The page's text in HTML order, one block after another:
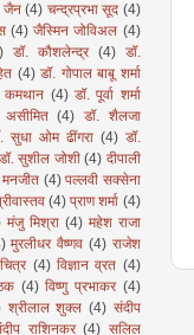
जैन (4) चन्द्रप्रभा सूद (4)
(4) जैस्मिन जोविअल (4)
डॉ. कौशलेन्द्र (4)
डॉ.
(4) डॉ. गोपाल बाबू शर्मा
कमथान (4) डॉ. पूर्वा शर्मा
(4) डॉ. शैलजा
सुधा ओम ढींगरा (4) डॉ.
डॉ. सुशील जोशी (4) दीपाली
मनजीत (4) पल्लवी सक्सेना
(4) प्राण शर्मा (4)
मंजु मिश्रा (4) महेश राजा
मुरलीधर वैष्णव (4) राजेश
(4) विज्ञान व्रत (4)
(4) विष्णु प्रभाकर (4)
श्रीलाल शुक्ल (4) संदीप
राशिनकर (4) सलिल